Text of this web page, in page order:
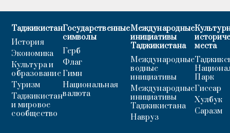
Таджикистан
История
Экономика
Культура и
образование
Туризм
Таджикистан
и мировое
сообщество
Государственные
символы
Герб
Флаг
Гимн
Национальная
валюта
Международные
инициативы
Таджикистана
Международные
водные
инициативы
Международные
инициативы
Таджикистана
Навруз
места
Парк
Гиссар
Хулбук
Саразм